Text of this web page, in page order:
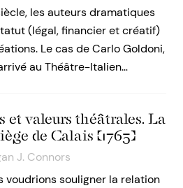
les auteurs dramatiques
(légal, financier et créatif)
Le cas de Carlo Goldoni,
au Théâtre-Italien…
et valeurs théâtrales. La
de Calais (1765)
J. Connors
voudrions souligner la relation